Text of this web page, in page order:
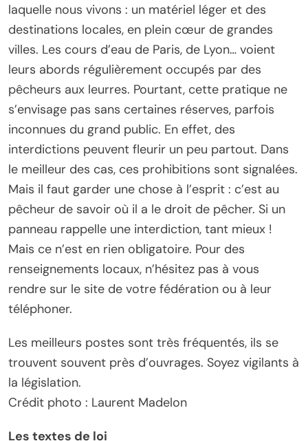
laquelle nous vivons : un matériel léger et des
destinations locales, en plein cœur de grandes
villes. Les cours d’eau de Paris, de Lyon… voient
leurs abords régulièrement occupés par des
pêcheurs aux leurres. Pourtant, cette pratique ne
s’envisage pas sans certaines réserves, parfois
inconnues du grand public. En effet, des
interdictions peuvent fleurir un peu partout. Dans
le meilleur des cas, ces prohibitions sont signalées.
Mais il faut garder une chose à l’esprit : c’est au
pêcheur de savoir où il a le droit de pêcher. Si un
panneau rappelle une interdiction, tant mieux !
Mais ce n’est en rien obligatoire. Pour des
renseignements locaux, n’hésitez pas à vous
rendre sur le site de votre fédération ou à leur
téléphoner.
Les meilleurs postes sont très fréquentés, ils se
trouvent souvent près d’ouvrages. Soyez vigilants à
la législation.
Crédit photo : Laurent Madelon
Les textes de loi